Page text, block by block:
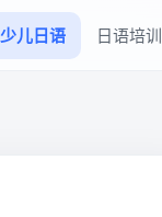
少儿日语 日语培训